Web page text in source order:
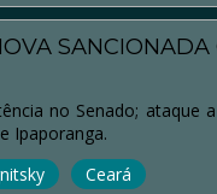
SANCIONADA
no Senado;
Ipaporanga.
Ceará